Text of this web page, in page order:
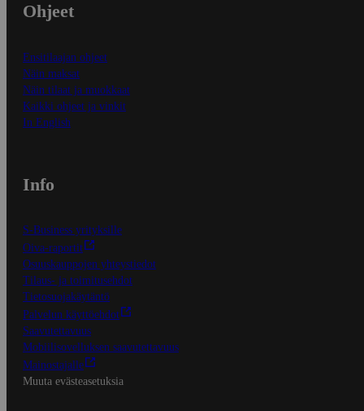
Ohjeet
Ensitilaajan ohjeet
Näin maksat
Näin tilaat ja muokkaat
Kaikki ohjeet ja vinkit
In English
Info
S-Business yrityksille
Oiva-raportit
Osuuskauppojen yhteystiedot
Tilaus- ja toimitusehdot
Tietosuojakäytäntö
Palvelun käyttöehdot
Saavutettavuus
Mobiilisovelluksen saavutettavuus
Mainostajalle
Muuta evästeasetuksia